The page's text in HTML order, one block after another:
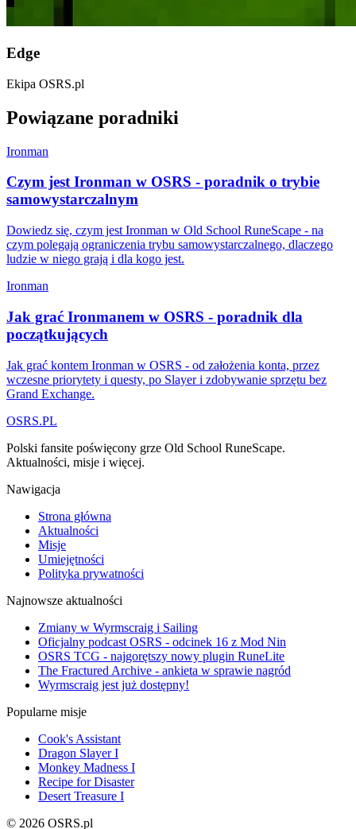
Edge
Ekipa OSRS.pl
Powiązane poradniki
Ironman
Czym jest Ironman w OSRS - poradnik o trybie
samowystarczalnym
Dowiedz się, czym jest Ironman w Old School RuneScape - na
czym polegają ograniczenia trybu samowystarczalnego, dlaczego
ludzie w niego grają i dla kogo jest.
Ironman
Jak grać Ironmanem w OSRS - poradnik dla
początkujących
Jak grać kontem Ironman w OSRS - od założenia konta, przez
wczesne priorytety i questy, po Slayer i zdobywanie sprzętu bez
Grand Exchange.
OSRS.PL
Polski fansite poświęcony grze Old School RuneScape.
Aktualności, misje i więcej.
Nawigacja
Strona główna
Aktualności
Misje
Umiejętności
Polityka prywatności
Najnowsze aktualności
Zmiany w Wyrmscraig i Sailing
Oficjalny podcast OSRS - odcinek 16 z Mod Nin
OSRS TCG - najgorętszy nowy plugin RuneLite
The Fractured Archive - ankieta w sprawie nagród
Wyrmscraig jest już dostępny!
Popularne misje
Cook's Assistant
Dragon Slayer I
Monkey Madness I
Recipe for Disaster
Desert Treasure I
© 2026 OSRS.pl